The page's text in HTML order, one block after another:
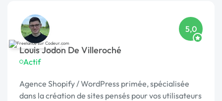
Louis Jodon De Villeroché
Actif
5,0
Agence Shopify / WordPress primée, spécialisée
dans la création de sites pensés pour vos utilisateurs